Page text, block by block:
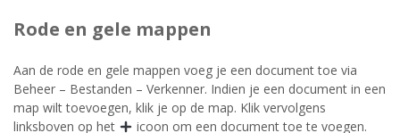
Rode en gele mappen
Aan de rode en gele mappen voeg je een document toe via
Beheer – Bestanden – Verkenner. Indien je een document in een
map wilt toevoegen, klik je op de map. Klik vervolgens
linksboven op het
icoon om een document toe te voegen.